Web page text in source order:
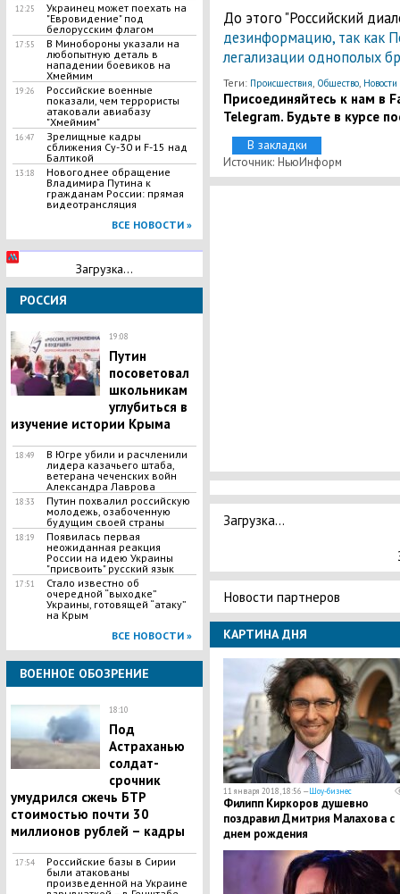
12:25
Украинец может поехать на
"Евровидение" под
белорусским флагом
17:55
В Минобороны указали на
любопытную деталь в
нападении боевиков на
Хмеймим
19:26
Российские военные
показали, чем террористы
атаковали авиабазу
"Хмеймим"
16:47
Зрелищные кадры
сближения Су-30 и F-15 над
Балтикой
13:18
Новогоднее обращение
Владимира Путина к
гражданам России: прямая
видеотрансляция
ВСЕ НОВОСТИ »
Загрузка...
РОССИЯ
19:08
Путин
посоветовал
школьникам
углубиться в
изучение истории Крыма
18:49
В Югре убили и pacчленили
лидера казачьего штаба,
ветерана чеченских войн
Aлександра Лаврова
18:33
Путин похвалил российскую
молодежь, озабоченную
будущим своей страны
18:19
Появилась первая
неожиданная реакция
России на идею Украины
"присвоить" русский язык
17:51
​Стало известно об
очередной “выходке”
Украины, готовящей “атаку”
на Крым
ВСЕ НОВОСТИ »
ВОЕННОЕ ОБОЗРЕНИЕ
18:10
Под
Астраханью
солдат-
срочник
умудрился сжечь БТР
стоимостью почти 30
миллионов рублей – кадры
17:54
Российские базы в Сирии
были атакованы
произведенной на Украине
До этого "Российский
дезинформацию, так как
легализации однополых
Теги: Происшествия, Общество,
Присоединяйтесь к нам в
Telegram. Будьте в курсе
В закладки
Источник: НьюИнформ
Загрузка...
Новости партнеров
КАРТИНА ДНЯ
11 января 2018, 18:56 —Шоу-бизнес
​Филипп Киркоров душевно
поздравил Дмитрия Малахова с
днем рождения